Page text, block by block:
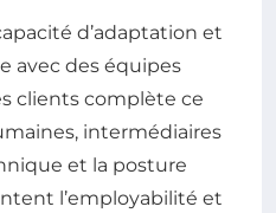
d’adaptation et
avec des équipes
clients complète ce
intermédiaires
et la posture
l’employabilité et